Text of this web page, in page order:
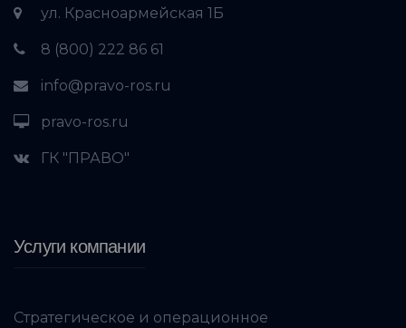
ул. Красноармейская 1Б
8 (800) 222 86 61
info@pravo-ros.ru
pravo-ros.ru
ГК "ПРАВО"
Услуги компании
Стратегическое и операционное